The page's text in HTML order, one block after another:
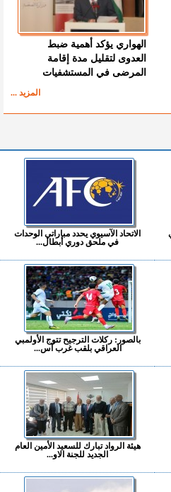
الهواري يؤكد أهمية ضبط
العدوى لتقليل مدة إقامة
المرضى في المستشفيات
المزيد ...
الاتحاد الآسيوي يحدد مباراتي الوحدات
في ملحق دوري أبطال...
بالصور: ركلات الترجيح تتوج الأولمبي
العراقي بلقب غرب آس...
هيئة الرواد تبارك للسعيد الأمين العام
الجديد للجنة الاو...